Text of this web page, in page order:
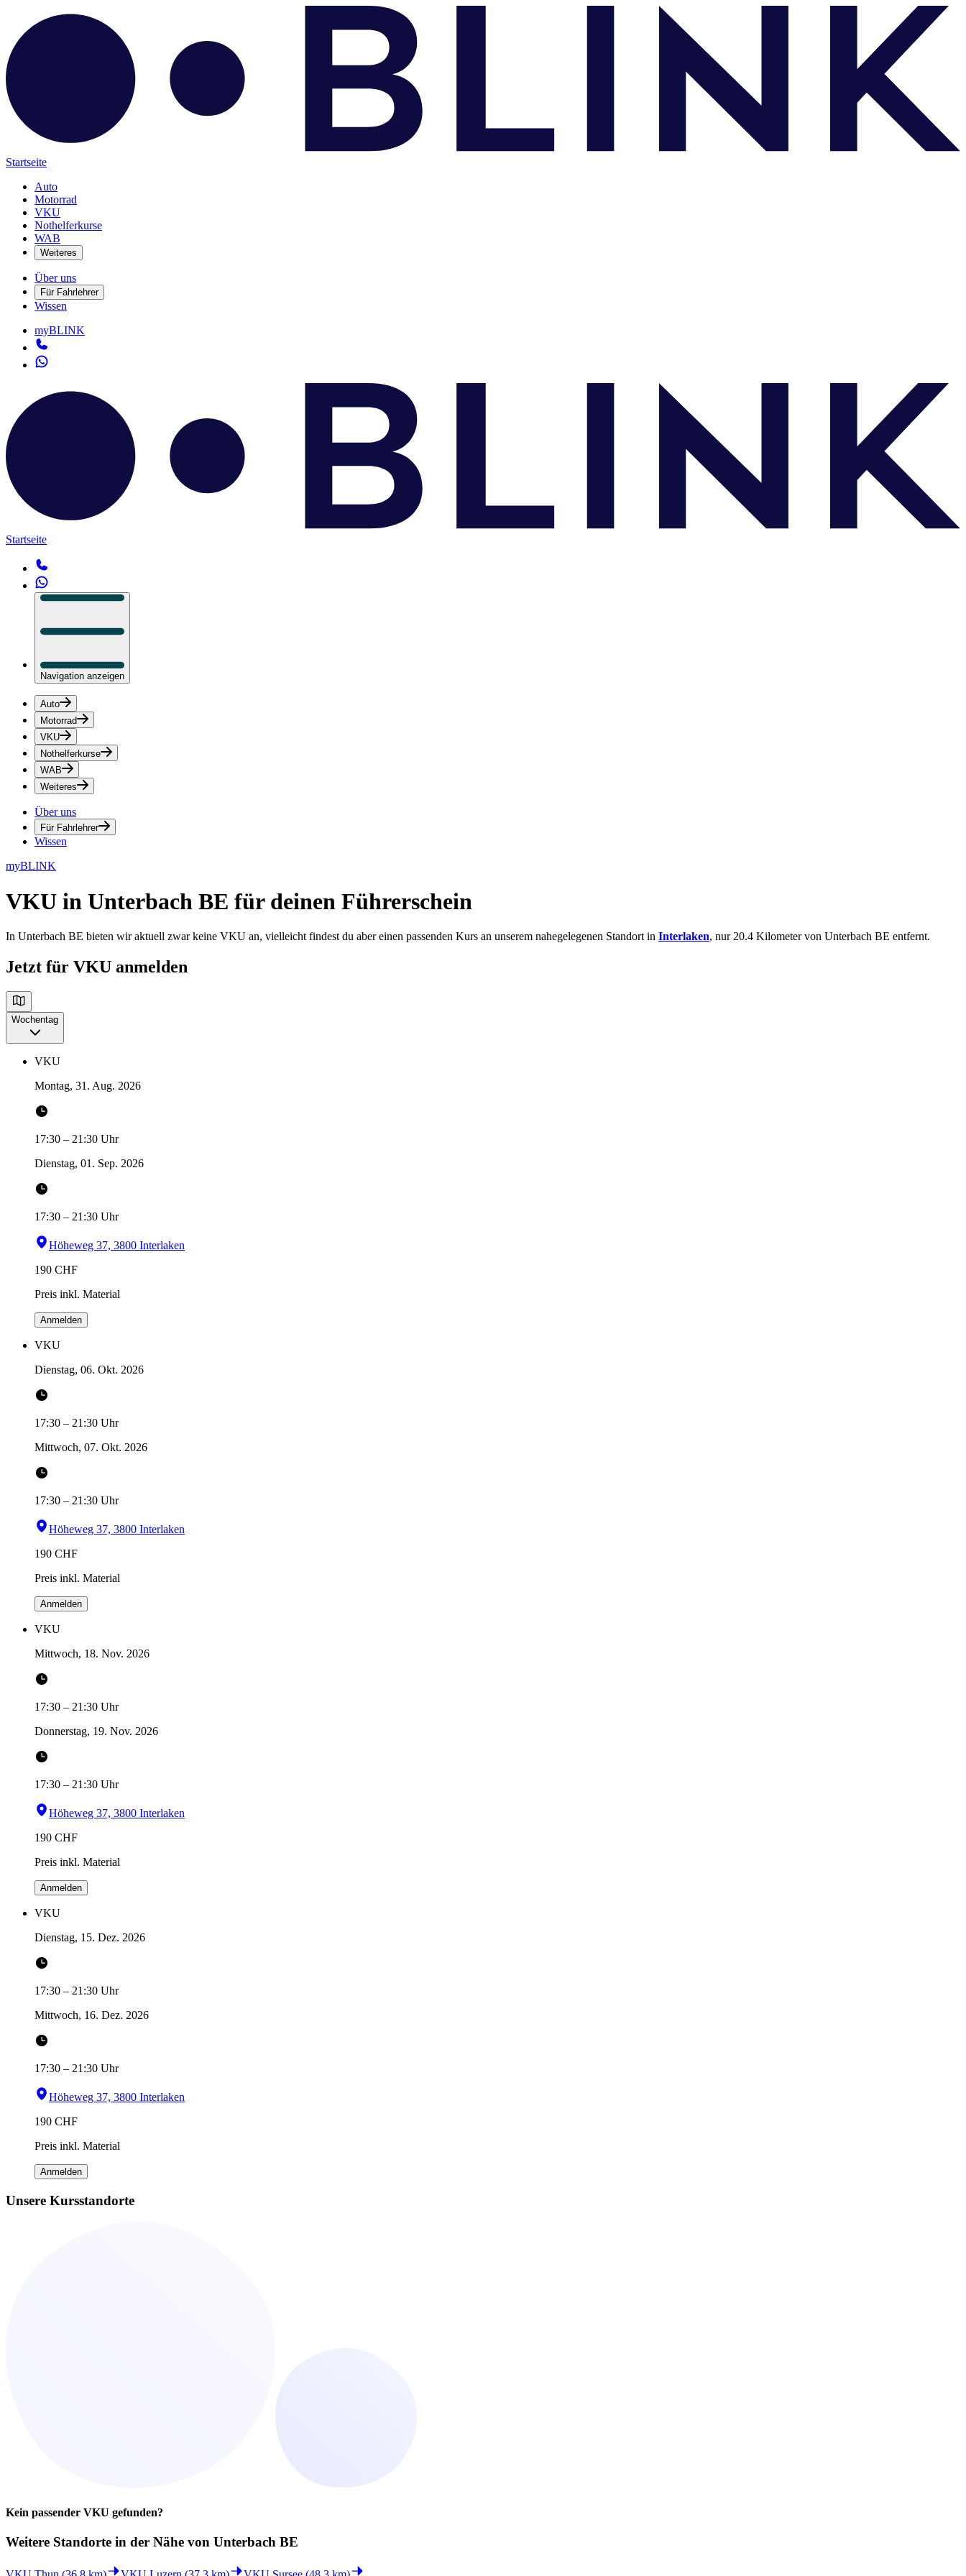
Startseite
Auto
Motorrad
VKU
Nothelferkurse
WAB
Weiteres
Über uns
Für Fahrlehrer
Wissen
myBLINK
Startseite
Navigation anzeigen
Auto
Motorrad
VKU
Nothelferkurse
WAB
Weiteres
Über uns
Für Fahrlehrer
Wissen
myBLINK
VKU in Unterbach BE für deinen Führerschein
In Unterbach BE bieten wir aktuell zwar keine VKU an, vielleicht findest du aber einen passenden Kurs an unserem nahegelegenen Standort in Interlaken, nur 20.4 Kilometer von Unterbach BE entfernt.
Jetzt für VKU anmelden
Wochentag
VKU
Montag, 31. Aug. 2026
17:30 – 21:30 Uhr
Dienstag, 01. Sep. 2026
17:30 – 21:30 Uhr
Höheweg 37, 3800 Interlaken
190 CHF
Preis inkl. Material
Anmelden
VKU
Dienstag, 06. Okt. 2026
17:30 – 21:30 Uhr
Mittwoch, 07. Okt. 2026
17:30 – 21:30 Uhr
Höheweg 37, 3800 Interlaken
190 CHF
Preis inkl. Material
Anmelden
VKU
Mittwoch, 18. Nov. 2026
17:30 – 21:30 Uhr
Donnerstag, 19. Nov. 2026
17:30 – 21:30 Uhr
Höheweg 37, 3800 Interlaken
190 CHF
Preis inkl. Material
Anmelden
VKU
Dienstag, 15. Dez. 2026
17:30 – 21:30 Uhr
Mittwoch, 16. Dez. 2026
17:30 – 21:30 Uhr
Höheweg 37, 3800 Interlaken
190 CHF
Preis inkl. Material
Anmelden
Unsere Kursstandorte
Kein passender VKU gefunden?
Weitere Standorte in der Nähe von Unterbach BE